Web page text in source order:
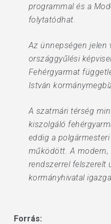
programmal és a
folytatódhat.
Az ünnepségen jelen
országgyűlési
Fehérgyarmat
István
A szatmári térség
kiszolgáló
eddig a
működött. A modern,
rendszerrel felszerelt
kormányhivatal
Forrás: